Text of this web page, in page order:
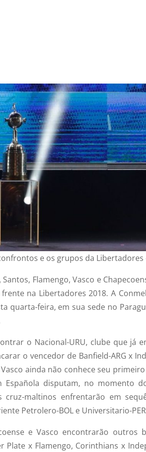
e os grupos da Libertadores
Flamengo, Vasco e
na Libertadores 2018. A
quarta-feira, em sua sede no
o Nacional-URU, clube que já
o vencedor de Banfield-ARG x
ainda não conhece seu
Española disputam, no momento
cruz-maltinos enfrentarão em
Petrolero-BOL e Universitario-
e Vasco encontrarão outros
Plate x Flamengo, Corinthians x